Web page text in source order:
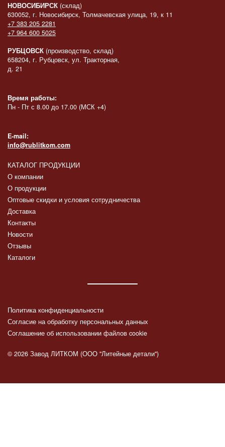
НОВОСИБИРСК (склад)
630052, г. Новосибирск, Толмачевская улица, 19, к 11
+7 383 205 2281
+7 964 600 5025
РУБЦОВСК (производство, склад)
658204, г. Рубцовск, ул. Тракторная,
д. 21
Время работы:
Пн - Пт с 8.00 до 17.00 (МСК +4)
E-mail:
info@rublitkom.com
КАТАЛОГ ПРОДУКЦИИ
О компании
О продукции
Оптовые скидки и условия сотрудничества
Доставка
Контакты
Новости
Отзывы
Каталоги
Политика конфиденциальности
Согласие на обработку персональных данных
Соглашение об использовании файлов cookie
© 2026 Завод ЛИТКОМ (ООО "Литейные детали")